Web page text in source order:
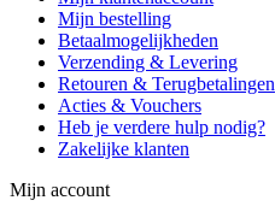
Mijn bestelling
Betaalmogelijkheden
Verzending & Levering
Retouren & Terugbetalingen
Acties & Vouchers
Heb je verdere hulp nodig?
Zakelijke klanten
Mijn account